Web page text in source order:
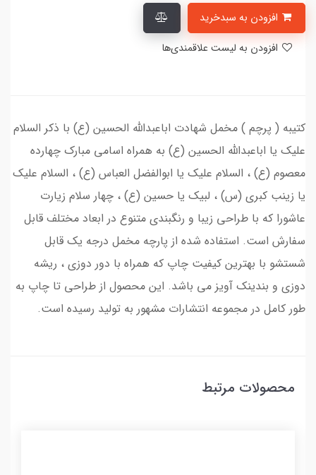
کتیبه ( پرچم ) مخمل شهادت اباعبدالله الحسین (ع) با ذکر السلام
علیک یا اباعبدالله الحسین (ع) به همراه اسامی مبارک چهارده
معصوم (ع) ، السلام علیک یا ابوالفضل العباس (ع) ، السلام علیک
یا زینب کبری (س) ، لبیک یا حسین (ع) ، چهار سلام زیارت
عاشورا که با طراحی زیبا و رنگبندی متنوع در ابعاد مختلف قابل
سفارش است. استفاده شده از پارچه مخمل درجه یک قابل
شستشو با بهترین کیفیت چاپ که همراه با دور دوزی ، ریشه
دوزی و بندینک آویز می باشد. این محصول از طراحی تا چاپ به
طور کامل در مجموعه انتشارات مشهور به تولید رسیده است.
محصولات مرتبط